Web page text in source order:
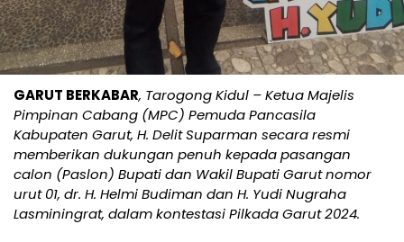
GARUT BERKABAR, Tarogong Kidul – Ketua Majelis
Pimpinan Cabang (MPC) Pemuda Pancasila
Kabupaten Garut, H. Delit Suparman secara resmi
memberikan dukungan penuh kepada pasangan
calon (Paslon) Bupati dan Wakil Bupati Garut nomor
urut 01, dr. H. Helmi Budiman dan H. Yudi Nugraha
Lasminingrat, dalam kontestasi Pilkada Garut 2024.